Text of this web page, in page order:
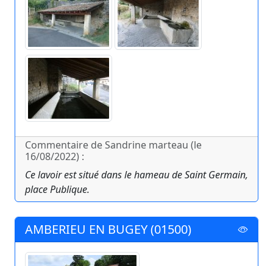
Commentaire de Sandrine marteau (le
16/08/2022) :
Ce lavoir est situé dans le hameau de Saint Germain,
place Publique.
AMBERIEU EN BUGEY (01500)